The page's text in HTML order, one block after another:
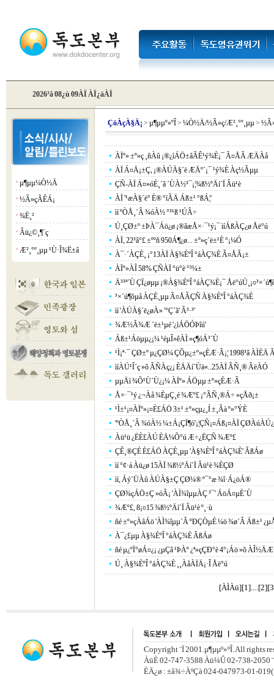
2026³â 08¿ù 09ÀÏ ÀÏ¿äÀÏ
¡á µ¶µµ¼Ò½Ä
¡á ½Ã»çÃÊÁ¡
¡á ¾Ë¸²
¡á Âü¿©¸¶´ç
¡á Æ²¸°º¸µµ ¹Ù·Î¾Ë±â
ÇöÀçÀ§Ä¡ > µ¶µµº»ºÎ> ¼Ò½Ä/½Ã»ç/Æ²¸°º¸µµ>
ÀÏº» ±º»ç ¸ñÀû ¡®¿ìÁÖ±âÃÊ¹ý¾È¡¯ Ã¤ÅÃ ÆÄÀå
ÀÏ Á¤Ä¡±Ç, ¡®ÀÚÀ§´ë ÆÄº´¡¯ ¹ý¾È Àç½Ãµµ
ÇÑ-ÀÏ Á¤»óÈ¸´ã ´ÙÀ½³¯¡¦¾ß½ºÄí´Ï Âü¹è
ÀÏ '¹æÀ§´ë°­ È® °íÃÄ Áß±¹ °ßÁ¦'
ìí ºÒÅ¸´Â ¾óÀ½ °³¹ß ¹ÚÂ÷
Ú¸ÇØ±º ±ÞÀ¯Áö¿ø ¡®ãæÅ×·¯¹ý¡¯ ìíÁßÀÇ¿ø Åë°ú
ÀÏ, 22³â°£ ±ººñ 950Á¶¿ø... ±º»ç´ë±¹È­ °¡¼Ó
À¯·´ÀÇÈ¸ ¡°13ÀÏ À§¾ÈºÎ °áÀÇ¾È Ã¤ÅÃ¡±
ÀÏº»ÀÎ 58% ÇÑÀÏ °ü°è °³¼±
Ä³³ª´Ù ÇÏ¿øµµ ¡®À§¾ÈºÎ °áÀÇ¾È¡¯
³×´ú¶õµå ÀÇÈ¸µµ Ã¤ÅÃÇÑ À§¾ÈºÎ °áÀÇ¾È
ìí 'ÀÚÀ§´ë¿øÀ» '°Ç´ã' Ã³·³'
¾Æ½Ã¾Æ ´ë±¹µé '¿ìÁÖÓÞîú'
Áß±¹Áöµµ¿¡¼­ ¹éµÎ»êÀÌ »ç¶óÁ³´Ù
¹Ì¡ª·¯ ÇØ±º µ¿ÇØ¼­ ÇÕµ¿±º»çÈÆ·Ã¡¦ 1998³â ÀÌÈÄ
ìíÀÚ¹Î´ç »õ ÃÑÀç¿¡ ÈÄÄí´Ùä«..25ÀÏ ÃÑ¸® ÃëÀÓ
µµÄì ¾Õ¹Ù´Ù¿¡¼­ ÀÏº» ÁÖµµ ±º»çÈÆ·Ã
Å×·¯¹ý ¿¬Àå ¾ÈµÇ¸é ¾Æº£ ¡°ÃÑ¸®Á÷ »çÅð¡±
¹Ì±¹¡¤ÀÏº»¡¤È£ÁÖ 3±¹ ±º»çµ¿¸Í ±¸Ãà º»°ÝÈ­
'ºÒÅ¸´Â ¾óÀ½ ¼±Á¡ÇÏ¶ó'¡¦ÇÑ¡¤Áß¡¤ÀÏ
Àü¹ü ¿ËÈ£ÀÚ ÈÄ¼Õ°ú Æ÷¿ËÇÑ ¾Æº£
ÇÊ¸®ÇÉ È£ÁÖ ÀÇÈ¸µµ 'À§¾ÈºÎ °áÀÇ¾È' ÃßÁø
ìí °¢·á Àü¿ø 15ÀÏ ¾ß½ºÄí´Ï Âü¹è ¾ÈÇØ
ìí, Áý´ÜÀû ÀÚÀ§±Ç ÇØ¼® º¯°æ ¾î·Á¿öÁ®
ÇØ¾çÁÖ±Ç »óÂ¡ 'ÀÌ¾îµµÀÇ ³¯' ÁöÁ¤µÈ´Ù
¾Æº£, 8¡¤15 ¾ß½ºÄí´Ï Âü¹è º¸·ù
ñé ±º»çÀâÁö 'ÀÌ¾îµµ´Â ºÐÇÒµÉ ¼ö ¾ø´Â Áß±¹
À¯¿£µµ À§¾ÈºÎ °áÀÇ¾È ÃßÁø
ñé µ¿ºÏ°øÁ¤¿¡ ¿µÇâ ¹ÞÀº ¿ª»çÇÐ°è 4°¡Áö »õ
Ú¸ À§¾ÈºÎ °áÀÇ¾È ¸¸ÀåÀÏÄ¡·Î Åë°ú
[ÀÌÀü][1]....[2][3
Copyright ¨Ï 2001.µ¶µµº»ºÎ. All rights
ÀüÈ­ 02-747-3588 Àü¼Û 02-738-2050
ÈÄ¿ø : ±â¾÷ÀºÇà 024-047973-01-